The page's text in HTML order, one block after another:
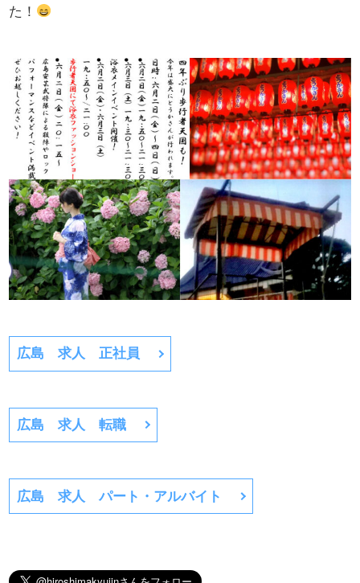
た！
広島 求人 正社員
広島 求人 転職
広島 求人 パート・アルバイト